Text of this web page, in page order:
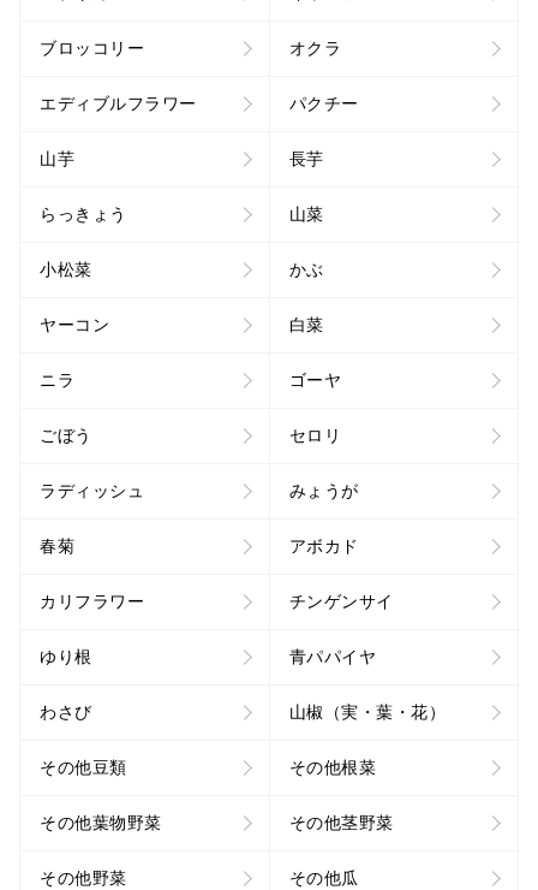
ブロッコリー オクラ
エディブルフラワー パクチー
山芋 長芋
らっきょう 山菜
小松菜 かぶ
ヤーコン 白菜
ニラ ゴーヤ
ごぼう セロリ
ラディッシュ みょうが
春菊 アボカド
カリフラワー チンゲンサイ
ゆり根 青パパイヤ
わさび 山椒（実・葉・花）
その他豆類 その他根菜
その他葉物野菜 その他茎野菜
その他野菜 その他瓜